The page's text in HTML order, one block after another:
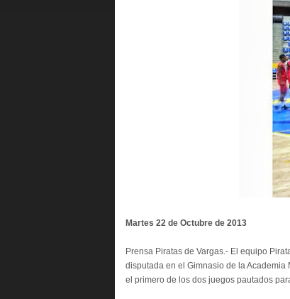
Martes 22 de Octubre de 2013
Prensa Piratas de Vargas.- El equipo
disputada en el Gimnasio de la
el primero de los dos juegos pautados